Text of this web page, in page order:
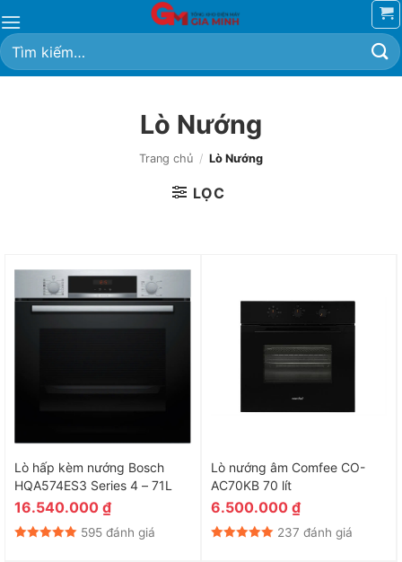
qua
nội
dung
Tìm
kiếm:
Lò Nướng
Trang chủ / Lò Nướng
LỌC
Lò hấp kèm nướng Bosch
HQA574ES3 Series 4 – 71L
16.540.000 ₫
595 đánh giá
Lò nướng âm Comfee CO-
AC70KB 70 lít
6.500.000 ₫
237 đánh giá